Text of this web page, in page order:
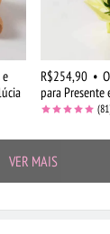
R$254,90 •
para Presente
VER MAIS